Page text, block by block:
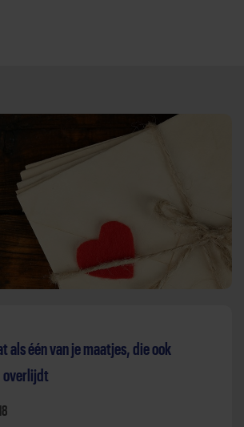
Direct door naar content
als één van je maatjes, die ook
overlijdt